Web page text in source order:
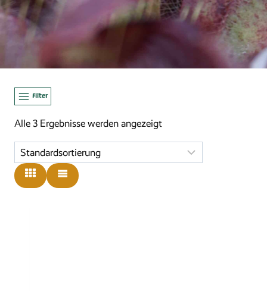
Filter
Alle 3 Ergebnisse werden angezeigt